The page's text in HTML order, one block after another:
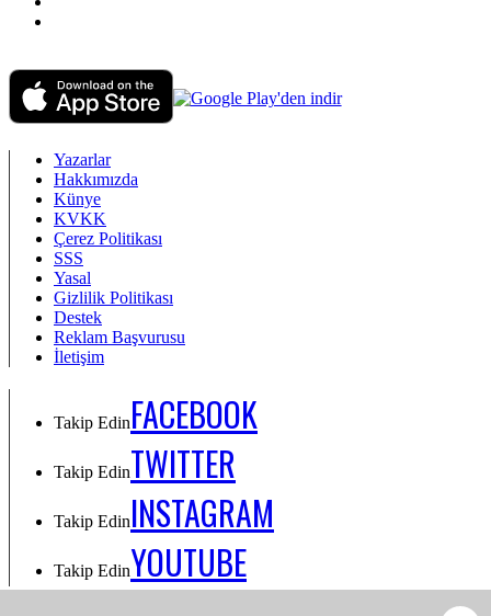
Yazarlar
Hakkımızda
Künye
KVKK
Çerez Politikası
SSS
Yasal
Gizlilik Politikası
Destek
Reklam Başvurusu
İletişim
Takip EdinFACEBOOK
Takip EdinTWITTER
Takip EdinINSTAGRAM
Takip EdinYOUTUBE